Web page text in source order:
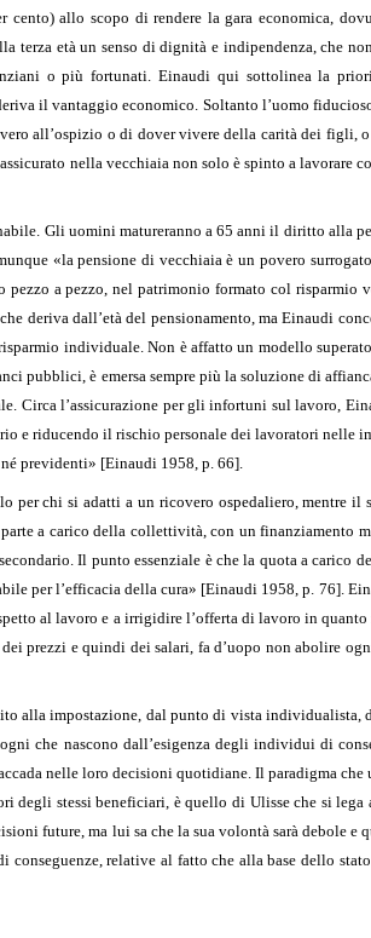
allo scopo di rendere la gara economica,
terza età un senso di dignità e indipendenza, che
o più fortunati. Einaudi qui sottolinea la
il vantaggio economico. Soltanto l’uomo
all’ospizio o di dover vivere della carità dei figli,
nella vecchiaia non solo è spinto a lavorare
Gli uomini matureranno a 65 anni il diritto alla
«la pensione di vecchiaia è un povero
pezzo a pezzo, nel patrimonio formato col
deriva dall’età del pensionamento, ma Einaudi
individuale. Non è affatto un modello
pubblici, è emersa sempre più la soluzione di
Circa l’assicurazione per gli infortuni sul lavoro,
riducendo il rischio personale dei lavoratori nelle
previdenti» [Einaudi 1958, p. 66].
per chi si adatti a un ricovero ospedaliero, mentre
a carico della collettività, con un finanziamento
Il punto essenziale è che la quota a carico
per l’efficacia della cura» [Einaudi 1958, p. 76].
al lavoro e a irrigidire l’offerta di lavoro in
prezzi e quindi dei salari, fa d’uopo non abolire
alla impostazione, dal punto di vista
che nascono dall’esigenza degli individui di
nelle loro decisioni quotidiane. Il paradigma
stessi beneficiari, è quello di Ulisse che si lega
future, ma lui sa che la sua volontà sarà debole
conseguenze, relative al fatto che alla base dello